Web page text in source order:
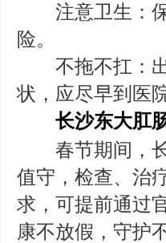
注意卫生：保
险。
不拖不扛：出
状，应尽早到医
长沙东大肛肠
春节期间，长
值守，检查、治
求，可提前通过
康不放假，守护